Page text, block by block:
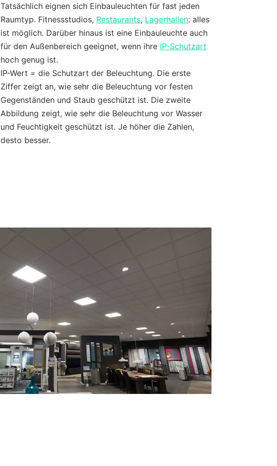
Tatsächlich eignen sich Einbauleuchten für fast jeden
Raumtyp. Fitnessstudios, Restaurants, Lagerhallen: alles
ist möglich. Darüber hinaus ist eine Einbauleuchte auch
für den Außenbereich geeignet, wenn ihre IP-Schutzart
hoch genug ist.
IP-Wert = die Schutzart der Beleuchtung. Die erste
Ziffer zeigt an, wie sehr die Beleuchtung vor festen
Gegenständen und Staub geschützt ist. Die zweite
Abbildung zeigt, wie sehr die Beleuchtung vor Wasser
und Feuchtigkeit geschützt ist. Je höher die Zahlen,
desto besser.